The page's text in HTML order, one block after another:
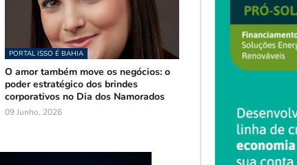
PORTAL ISSO É BAHIA
O amor também move os negócios: o
poder estratégico dos brindes
corporativos no Dia dos Namorados
09 Junho, 2026